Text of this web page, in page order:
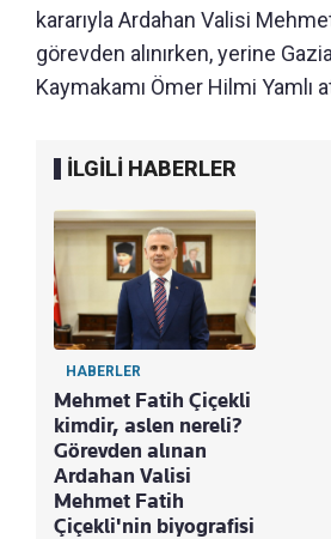
kararıyla Ardahan Valisi
görevden alınırken, yerine
Kaymakamı Ömer Hilmi Yamlı
İLGİLİ HABERLER
HABERLER
Mehmet Fatih Çiçekli
kimdir, aslen nereli?
Görevden alınan
Ardahan Valisi
Mehmet Fatih
Çiçekli'nin biyografisi